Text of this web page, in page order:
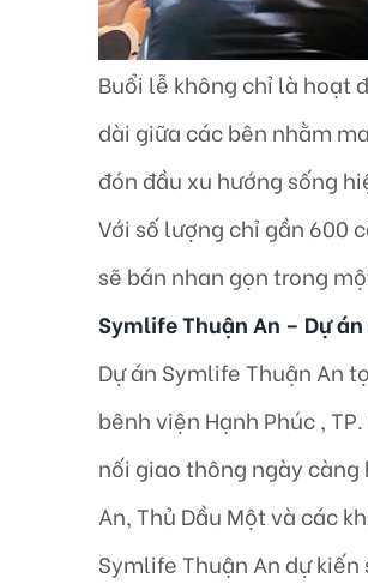
Buổi lễ không chỉ là hoạt
dài giữa các bên nhằm
đón đầu xu hướng sống
Với số lượng chỉ gần 600
sẽ bán nhan gọn trong
Symlife Thuận An – Dự
Dự án Symlife Thuận An
bênh viện Hạnh Phúc ,
nối giao thông ngày càng
An, Thủ Dầu Một và các
Symlife Thuận An dự